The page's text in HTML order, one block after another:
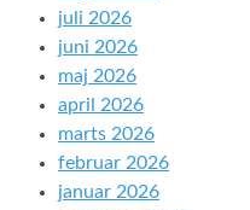
juli 2026
juni 2026
maj 2026
april 2026
marts 2026
februar 2026
januar 2026